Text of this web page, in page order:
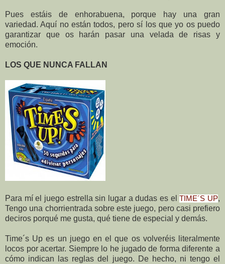
Pues estáis de enhorabuena, porque hay una gran
variedad. Aquí no están todos, pero sí los que yo os puedo
garantizar que os harán pasar una velada de risas y
emoción.
LOS QUE NUNCA FALLAN
Para mí el juego estrella sin lugar a dudas es elTIME´S UP,
Tengo una chorrientrada sobre este juego, pero casi prefiero
deciros porqué me gusta, qué tiene de especial y demás.
Time´s Up es un juego en el que os volveréis literalmente
locos por acertar. Siempre lo he jugado de forma diferente a
cómo indican las reglas del juego. De hecho, ni tengo el